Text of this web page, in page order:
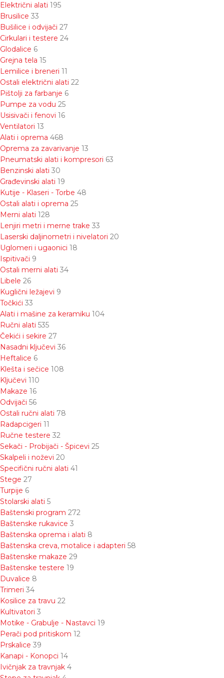
Električni alati 195
Brusilice 33
Bušilice i odvijači 27
Cirkulari i testere 24
Glodalice 6
Grejna tela 15
Lemilice i breneri 11
Ostali električni alati 22
Pištolji za farbanje 6
Pumpe za vodu 25
Usisivači i fenovi 16
Ventilatori 13
Alati i oprema 468
Oprema za zavarivanje 13
Pneumatski alati i kompresori 63
Benzinski alati 30
Građevinski alati 19
Kutije - Klaseri - Torbe 48
Ostali alati i oprema 25
Merni alati 128
Lenjiri metri i merne trake 33
Laserski daljinometri i nivelatori 20
Uglomeri i ugaonici 18
Ispitivači 9
Ostali merni alati 34
Libele 26
Kuglični ležajevi 9
Točkići 33
Alati i mašine za keramiku 104
Ručni alati 535
Čekići i sekire 27
Nasadni ključevi 36
Heftalice 6
Klešta i sečice 108
Ključevi 110
Makaze 16
Odvijači 56
Ostali ručni alati 78
Radapcigeri 11
Ručne testere 32
Sekači - Probijači - Špicevi 25
Skalpeli i noževi 20
Specifični ručni alati 41
Stege 27
Turpije 6
Stolarski alati 5
Baštenski program 272
Baštenske rukavice 3
Baštenska oprema i alati 8
Baštenska creva, motalice i adapteri 58
Baštenske makaze 29
Baštenske testere 19
Duvalice 8
Trimeri 34
Kosilice za travu 22
Kultivatori 3
Motike - Grabulje - Nastavci 19
Perači pod pritiskom 12
Prskalice 39
Kanapi - Konopci 14
Ivičnjak za travnjak 4